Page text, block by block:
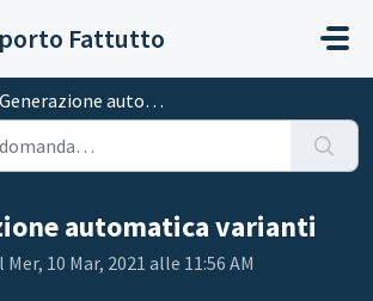
principale
Fattutto
Generazione automatica varianti
automatica varianti
10 Mar, 2021 alle 11:56 AM